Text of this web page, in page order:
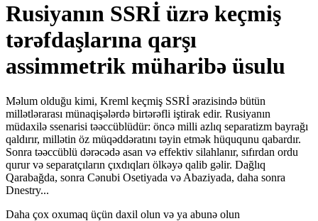
Rusiyanın SSRİ üzrə keçmiş
tərəfdaşlarına qarşı
assimmetrik müharibə üsulu
Məlum olduğu kimi, Kreml keçmiş SSRİ ərazisində bütün
millətlərarası münaqişələrdə birtərəfli iştirak edir. Rusiyanın
müdaxilə ssenarisi təəccüblüdür: öncə milli azlıq separatizm bayrağı
qaldırır, millətin öz müqəddəratını təyin etmək hüququnu qabardır.
Sonra təəccüblü dərəcədə asan və effektiv silahlanır, sıfırdan ordu
qurur və separatçıların çıxdıqları ölkəyə qalib gəlir. Dağlıq
Qarabağda, sonra Cənubi Osetiyada və Abaziyada, daha sonra
Dnestry...
Daha çox oxumaq üçün daxil olun və ya abunə olun